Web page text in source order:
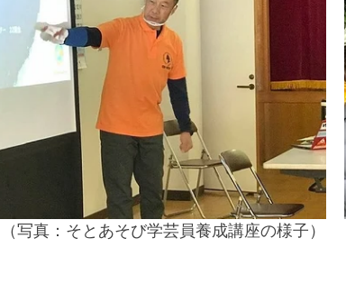
（写真：そとあそび学芸員養成講座の様子）